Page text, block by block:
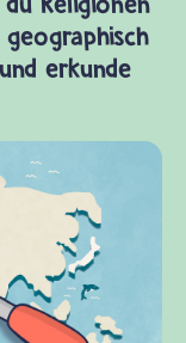
erkunde